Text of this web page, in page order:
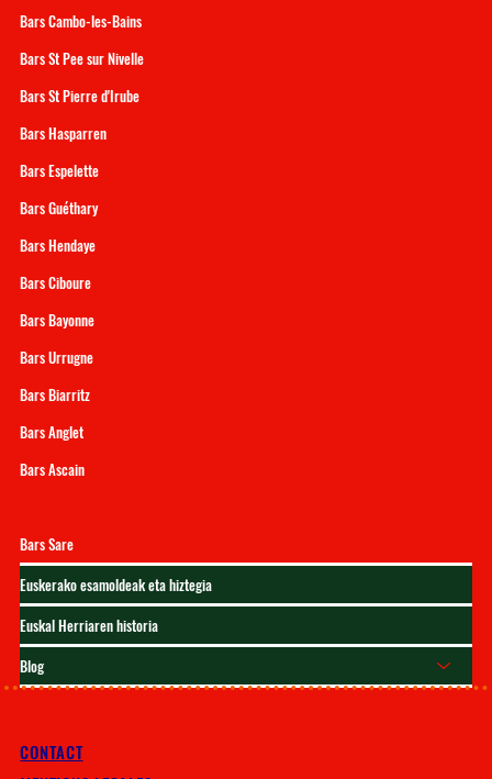
Bars Cambo-les-Bains
Bars St Pee sur Nivelle
Bars St Pierre d'Irube
Bars Hasparren
Bars Espelette
Bars Guéthary
Bars Hendaye
Bars Ciboure
Bars Bayonne
Bars Urrugne
Bars Biarritz
Bars Anglet
Bars Ascain
Bars Sare
Euskerako esamoldeak eta hiztegia
Euskal Herriaren historia
Blog
CONTACT